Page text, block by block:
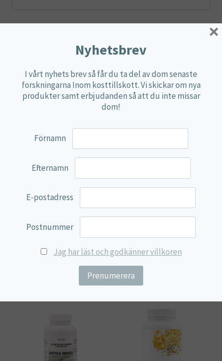
4 tabletter per dag.
4 tabletter
innehåller:
Mängd
*DRI%
1 600 mg
**DRI (dagligt referensintag) ej fastställt.
Chlorellapulver, fyllnadsmedel
(mikrokristallin cellulosa, di-kalciumfosfat,
Rekommenderad daglig dos bör ej överskridas.
Kosttillskott bör inte användas som ett alternativ till
en varierad och balanserad kost och en hälsosam livsstil.
Produkten förvaras oåtkomligt för små barn
Relaterade produkter
Nyhetsbrev
I vårt nyhets brev så får du ta del av dom senaste
forskningarna Inom kosttillskott. Vi skickar om nya
produkter samt erbjudanden så att du inte missar
dom!
Förnamn
Efternamn
E-postadress
Postnummer
Jag har läst och godkänner villkoren
×